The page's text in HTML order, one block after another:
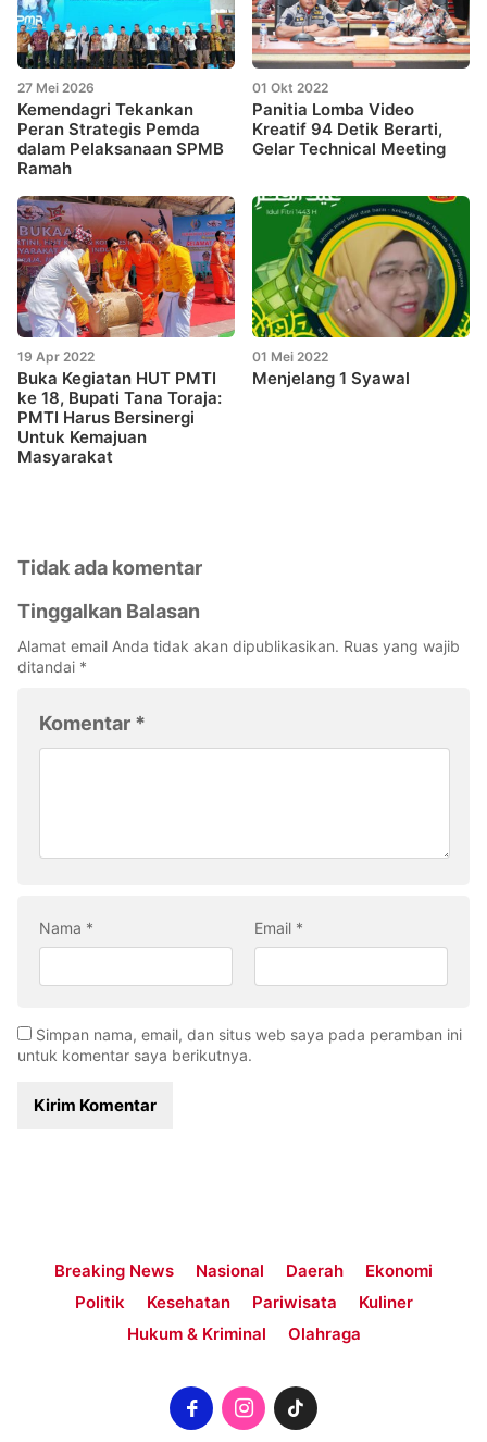
27 Mei 2026
Kemendagri Tekankan
Peran Strategis Pemda
dalam Pelaksanaan SPMB
Ramah
01 Okt 2022
Panitia Lomba Video
Kreatif 94 Detik Berarti,
Gelar Technical Meeting
19 Apr 2022
Buka Kegiatan HUT PMTI
ke 18, Bupati Tana Toraja:
PMTI Harus Bersinergi
Untuk Kemajuan
Masyarakat
01 Mei 2022
Menjelang 1 Syawal
Tidak ada komentar
Tinggalkan Balasan
Alamat email Anda tidak akan dipublikasikan. Ruas yang wajib
ditandai *
Komentar *
Nama * Email *
Simpan nama, email, dan situs web saya pada peramban ini
untuk komentar saya berikutnya.
Breaking News Nasional Daerah
Ekonomi
Politik
Kesehatan Pariwisata
Kuliner
Hukum & Kriminal
Olahraga